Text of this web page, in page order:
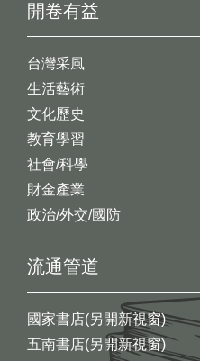
開卷有益
台灣采風
生活藝術
文化歷史
教育學習
社會/科學
財金產業
政治/外交/國防
流通管道
國家書店(另開新視窗)
五南書店(另開新視窗)